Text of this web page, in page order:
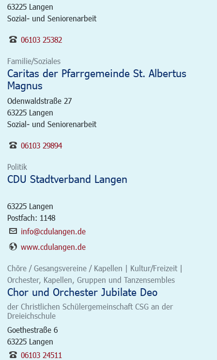
63225 Langen
Sozial- und Seniorenarbeit
06103 25382
Familie/Soziales
Caritas der Pfarrgemeinde St. Albertus
Magnus
Odenwaldstraße 27
63225 Langen
Sozial- und Seniorenarbeit
06103 29894
Politik
CDU Stadtverband Langen
63225 Langen
Postfach: 1148
info@cdulangen.de
www.cdulangen.de
Chöre / Gesangsvereine / Kapellen | Kultur/Freizeit |
Orchester, Kapellen, Gruppen und Tanzensembles
Chor und Orchester Jubilate Deo
der Christlichen Schülergemeinschaft CSG an der
Dreieichschule
Goethestraße 6
63225 Langen
06103 24511